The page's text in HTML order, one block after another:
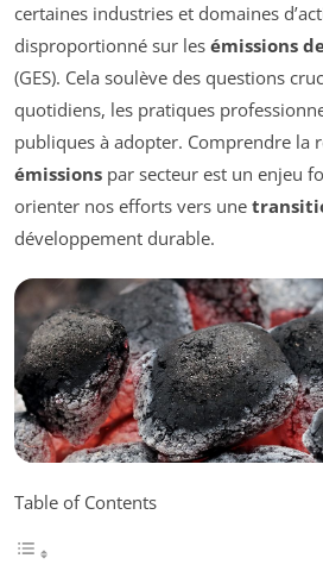
certaines industries et domaines
disproportionné sur les émissions
(GES). Cela soulève des questions
quotidiens, les pratiques
publiques à adopter. Comprendre la
émissions par secteur est un enjeu
orienter nos efforts vers une
développement durable.
Table of Contents